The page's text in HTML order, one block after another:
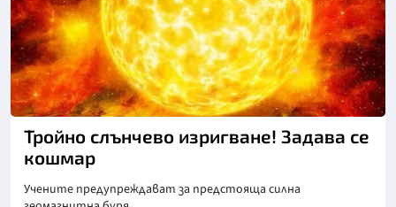
Тройно слънчево изригване! Задава се
кошмар
Учените предупреждават за предстояща силна